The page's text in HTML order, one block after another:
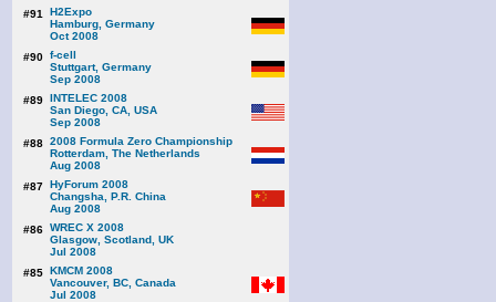
#91
H2Expo
Hamburg, Germany
Oct 2008
#90 f-cell
Stuttgart, Germany
Sep 2008
#89 INTELEC 2008
San Diego, CA, USA
Sep 2008
#88 2008 Formula Zero Championship
Rotterdam, The Netherlands
Aug 2008
#87 HyForum 2008
Changsha, P.R. China
Aug 2008
#86 WREC X 2008
Glasgow, Scotland, UK
Jul 2008
#85 KMCM 2008
Vancouver, BC, Canada
Jul 2008